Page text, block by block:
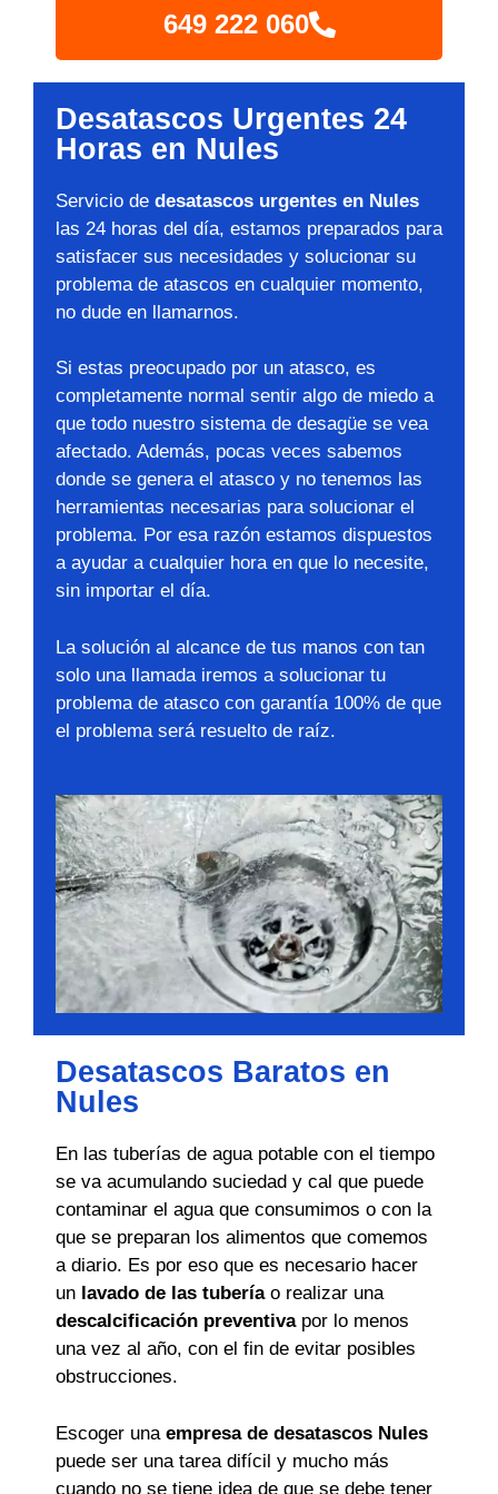
649 222 060
Desatascos Urgentes 24
Horas en Nules
Servicio de desatascos urgentes en Nules
las 24 horas del día, estamos preparados para
satisfacer sus necesidades y solucionar su
problema de atascos en cualquier momento,
no dude en llamarnos.
Si estas preocupado por un atasco, es
completamente normal sentir algo de miedo a
que todo nuestro sistema de desagüe se vea
afectado. Además, pocas veces sabemos
donde se genera el atasco y no tenemos las
herramientas necesarias para solucionar el
problema. Por esa razón estamos dispuestos
a ayudar a cualquier hora en que lo necesite,
sin importar el día.
La solución al alcance de tus manos con tan
solo una llamada iremos a solucionar tu
problema de atasco con garantía 100% de que
el problema será resuelto de raíz.
Desatascos Baratos en
Nules
En las tuberías de agua potable con el tiempo
se va acumulando suciedad y cal que puede
contaminar el agua que consumimos o con la
que se preparan los alimentos que comemos
a diario. Es por eso que es necesario hacer
un lavado de las tuberíao realizar una
descalcificación preventivapor lo menos
una vez al año, con el fin de evitar posibles
obstrucciones.
Escoger una empresa de desatascos Nules
puede ser una tarea difícil y mucho más
cuando no se tiene idea de que se debe tener